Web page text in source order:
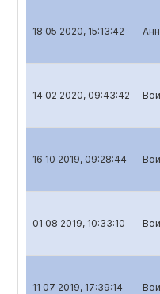
18 05 2020, 15:13:42
14 02 2020, 09:43:42
16 10 2019, 09:28:44
01 08 2019, 10:33:10
11 07 2019, 17:39:14